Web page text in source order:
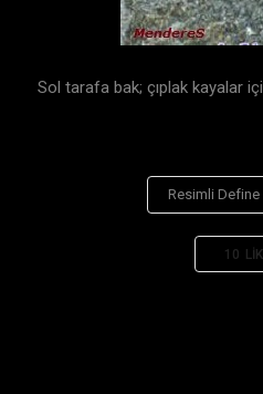
Sol tarafa bak; çıplak kayalar
Resimli
10